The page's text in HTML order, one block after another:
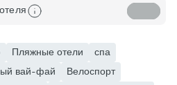
Пляжные отели
спа
вай-фай
Велоспорт